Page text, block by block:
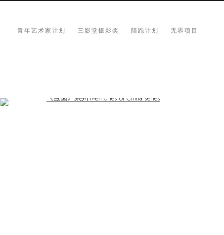
青年艺术家计划 三影堂摄影奖 陪跑计划 无界项目
Open a larger version of the following image in a popup: